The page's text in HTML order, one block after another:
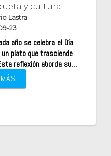
y cultura
Lastra
23
año se celebra el Día
plato que trasciende
reflexión aborda su…